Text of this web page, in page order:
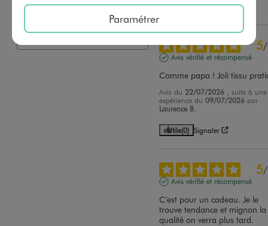
Utile(0) Signaler
5/
Avis vérifié et récompensé
Comme papa ! Joli tissu
Avis du 22/07/2026
, suite à une
expérience du09/07/2026 par
Laurence B.
Utile(0) Signaler
5/
Avis vérifié et récompensé
C’est pour un cadeau. Je le
trouve tendance et mignon la
qualité on verra plus tard.
Paramétrer